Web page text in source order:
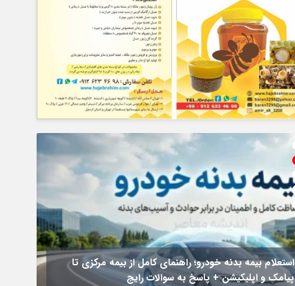
استعلام بیمه بدنه خودرو؛ راهنمای کامل از بیمه مرکزی تا
پیامک و اپلیکیشن + پاسخ به سوالات رایج